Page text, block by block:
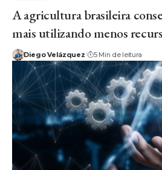
A agricultura brasileira
mais utilizando menos
Diego Velázquez 5 Min de leitura